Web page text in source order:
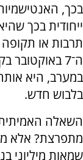
בכך,
ייחודית בכך
תרבות או
ה־7
במערב, היא
בלבוש חדש.
השאלה
מתפרצת? אלא
שמאות מיליוני